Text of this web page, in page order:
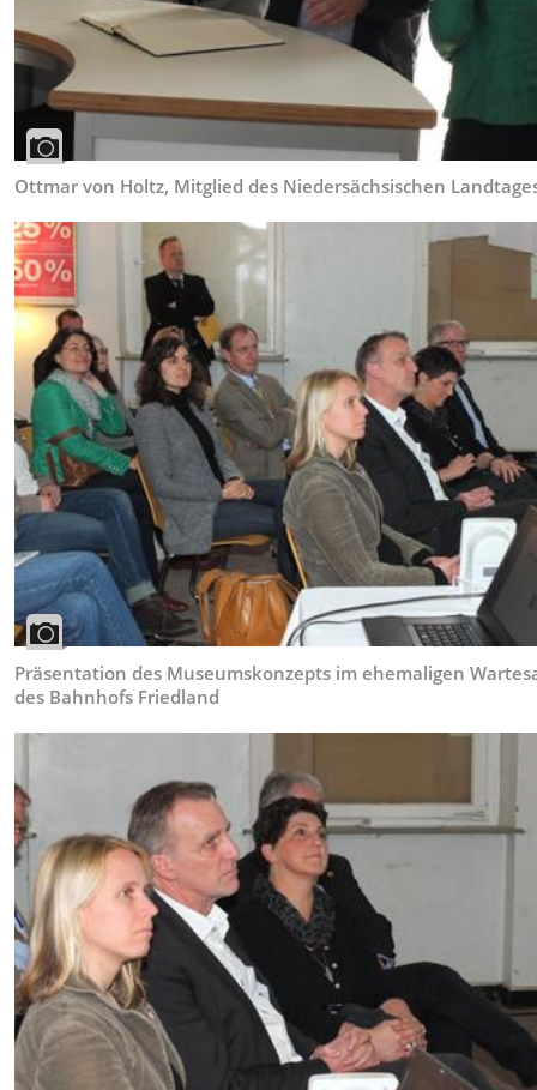
Ottmar von Holtz, Mitglied des Niedersächsischen
Präsentation des Museumskonzepts im ehemaligen
des Bahnhofs Friedland